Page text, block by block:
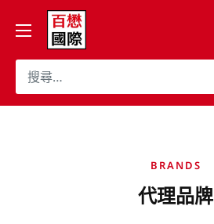
百
懋
國
際
股
BRANDS
代理品牌